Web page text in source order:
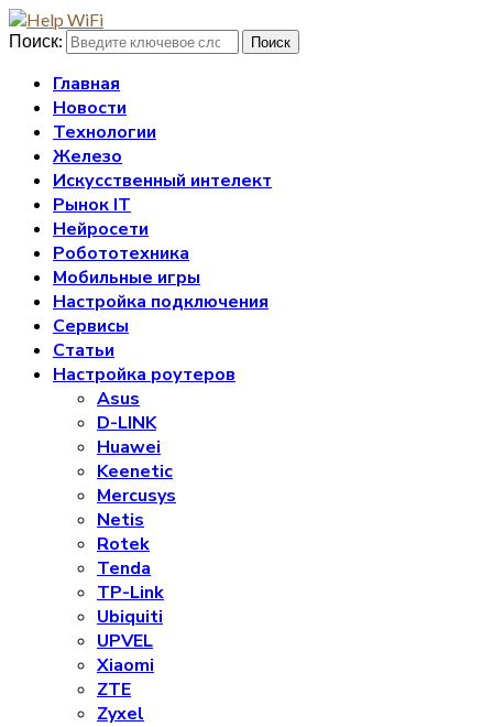
Поиск: Поиск
Главная
Новости
Технологии
Железо
Искусственный интелект
Рынок IT
Нейросети
Робототехника
Мобильные игры
Настройка подключения
Сервисы
Статьи
Настройка роутеров
Asus
D-LINK
Huawei
Keenetic
Mercusys
Netis
Rotek
Tenda
TP-Link
Ubiquiti
UPVEL
Xiaomi
ZTE
Zyxel